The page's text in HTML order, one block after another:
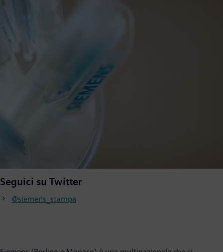
Seguici su Twitter
@siemens_stampa